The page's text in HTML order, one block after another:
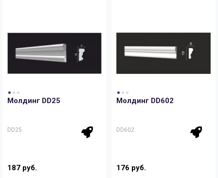
Молдинг DD25
DD25
187 руб.
Молдинг DD602
DD602
176 руб.